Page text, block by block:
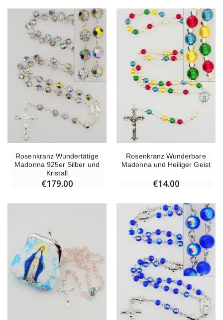
Rosenkranz Wundertätige
Madonna 925er Silber und
Kristall
€179.00
Rosenkranz Wunderbare
Madonna und Heiliger Geist
€14.00